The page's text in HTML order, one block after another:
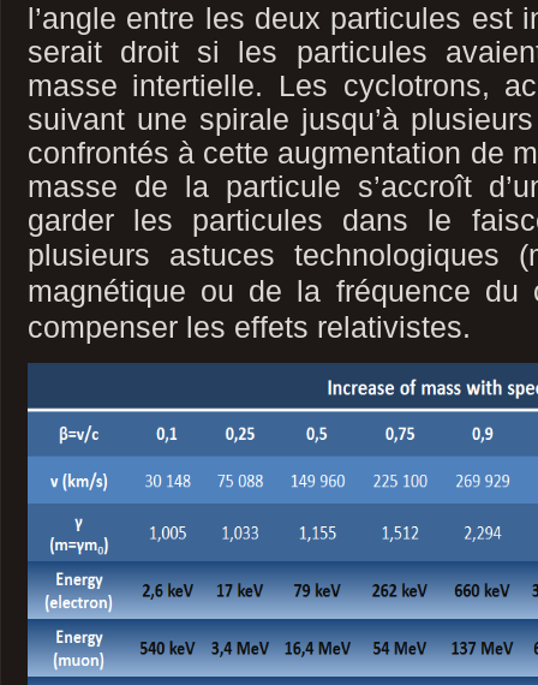
l’angle entre les deux particules est
serait droit si les particules
masse intertielle. Les cyclotrons,
suivant une spirale jusqu’à
confrontés à cette augmentation de
masse de la particule s’accroît
garder les particules dans le
plusieurs astuces technologiques
magnétique ou de la fréquence
compenser les effets relativistes.